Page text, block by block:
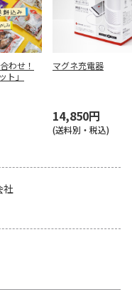
わせ！
ト」
マグネ充電器
14,850円
(送料別・税込)
社